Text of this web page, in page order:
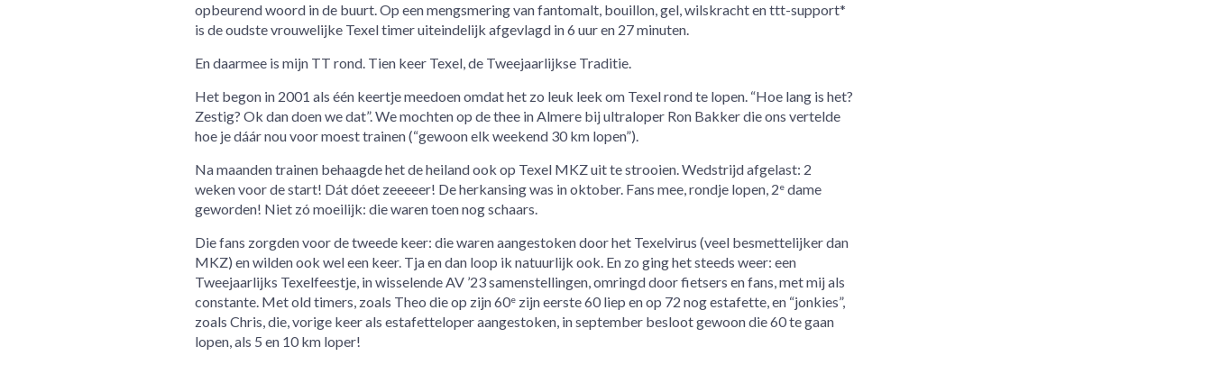
opbeurend woord in de buurt. Op een mengsmering van fantomalt, bouillon, gel, wilskracht en ttt-support*
is de oudste vrouwelijke Texel timer uiteindelijk afgevlagd in 6 uur en 27 minuten.
En daarmee is mijn TT rond. Tien keer Texel, de Tweejaarlijkse Traditie.
Het begon in 2001 als één keertje meedoen omdat het zo leuk leek om Texel rond te lopen. “Hoe lang is het?
Zestig? Ok dan doen we dat”. We mochten op de thee in Almere bij ultraloper Ron Bakker die ons vertelde
hoe je dáár nou voor moest trainen (“gewoon elk weekend 30 km lopen”).
Na maanden trainen behaagde het de heiland ook op Texel MKZ uit te strooien. Wedstrijd afgelast: 2
weken voor de start! Dát dóet zeeeeer! De herkansing was in oktober. Fans mee, rondje lopen, 2edame
geworden! Niet zó moeilijk: die waren toen nog schaars.
Die fans zorgden voor de tweede keer: die waren aangestoken door het Texelvirus (veel besmettelijker dan
MKZ) en wilden ook wel een keer. Tja en dan loop ik natuurlijk ook. En zo ging het steeds weer: een
Tweejaarlijks Texelfeestje, in wisselende AV ’23 samenstellingen, omringd door fietsers en fans, met mij als
constante. Met old timers, zoals Theo die op zijn 60ezijn eerste 60 liep en op 72 nog estafette, en “jonkies”,
zoals Chris, die, vorige keer als estafetteloper aangestoken, in september besloot gewoon die 60 te gaan
lopen, als 5 en 10 km loper!